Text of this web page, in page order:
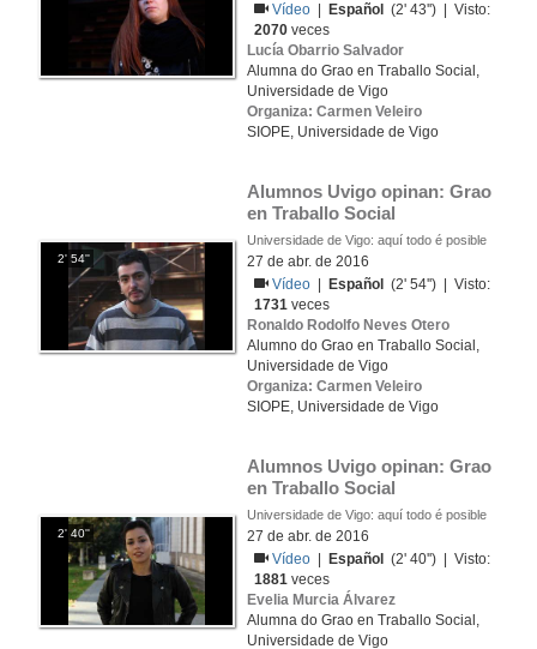
Vídeo
Español
(2' 43'') | Visto:
2070 veces
Lucía Obarrio Salvador
Alumna do Grao en Traballo Social,
Universidade de Vigo
Organiza: Carmen Veleiro
SIOPE, Universidade de Vigo
2' 54''
Alumnos Uvigo opinan: Grao
en Traballo Social
Universidade de Vigo: aquí todo é posible
27 de abr. de 2016
Vídeo
Español
(2' 54'') | Visto:
1731 veces
Ronaldo Rodolfo Neves Otero
Alumno do Grao en Traballo Social,
Universidade de Vigo
Organiza: Carmen Veleiro
SIOPE, Universidade de Vigo
2' 40''
Alumnos Uvigo opinan: Grao
en Traballo Social
Universidade de Vigo: aquí todo é posible
27 de abr. de 2016
Vídeo
Español
(2' 40'') | Visto:
1881 veces
Evelia Murcia Álvarez
Alumna do Grao en Traballo Social,
Universidade de Vigo